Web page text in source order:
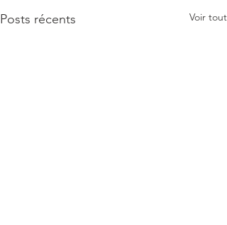
Posts récents Voir tout